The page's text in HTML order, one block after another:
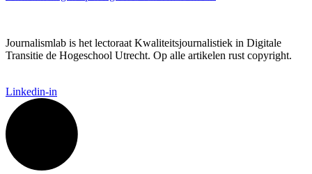
Journalismlab is het lectoraat Kwaliteitsjournalistiek in Digitale
Transitie de Hogeschool Utrecht. Op alle artikelen rust copyright.
Linkedin-in